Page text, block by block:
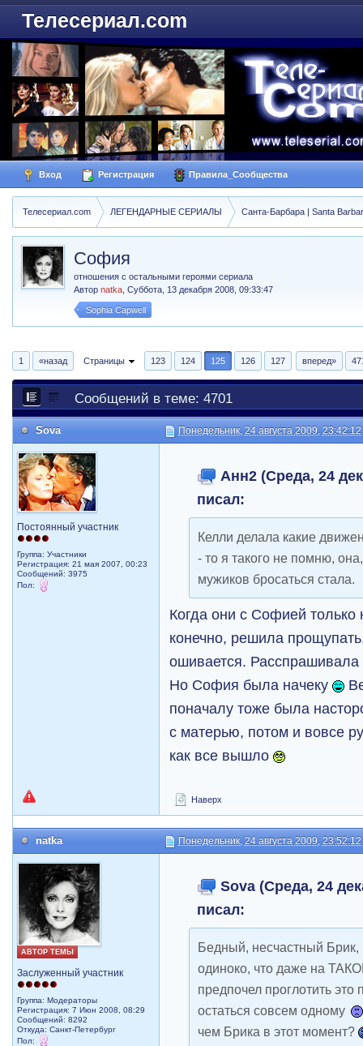
Телесериал.com
Вход Регистрация Правила_Сообщества
Телесериал.com ЛЕГЕНДАРНЫЕ СЕРИАЛЫ Санта-Барбара | Santa
София
отношения с остальными героями сериала
Авторnatka ,Суббота, 13 декабря 2008, 09:33:47
Sophia Capwell
1 «назад Страницы 123 124 125 126 127 вперед»
Сообщений в теме: 4701
Sova Понедельник, 24 августа 2009, 23:42:12
Постоянный участник
Группа: Участники
Регистрация: 21 мая 2007, 00:23
Сообщений: 3975
Пол:
Анн2 (Среда, 24
писал:
Келли делала какие
- то я такого не помню,
мужиков бросаться стала.
Когда они с Софией только
конечно, решила
ошивается. Расспрашивала
Но София была начеку
поначалу тоже была
с матерью, потом и вовсе
как все вышло
Наверх
natka Понедельник, 24 августа 2009, 23:52:12
АВТОР ТЕМЫ
Заслуженный участник
Группа: Модераторы
Регистрация: 7 Июн 2008, 08:29
Сообщений: 8292
Откуда: Санкт-Петербург
Пол:
Sova (Среда, 24
писал:
Бедный, несчастный
одиноко, что даже на
предпочел проглотить
остаться совсем одному
чем Брика в этот момент?